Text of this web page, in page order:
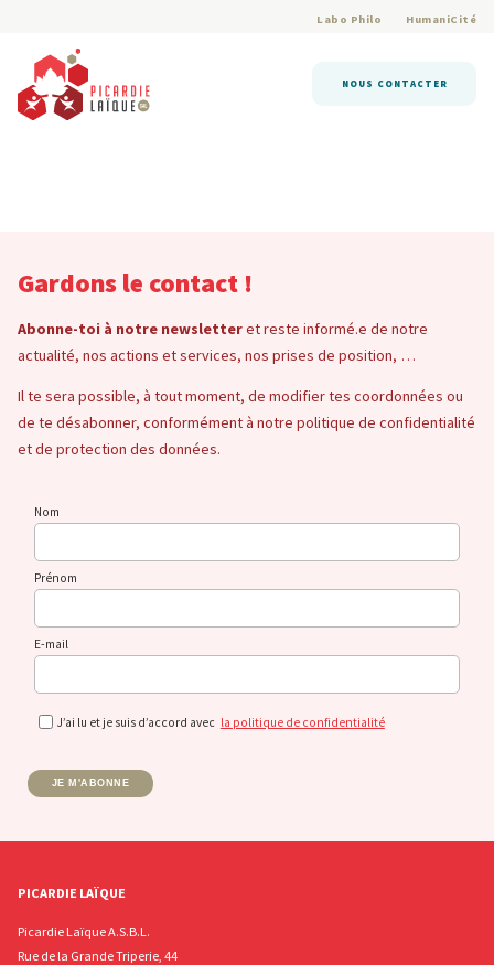
Labo Philo HumaniCité
NOUS CONTACTER
Gardons le contact !
Abonne-toi à notre newsletteret reste informé.e de notre
actualité, nos actions et services, nos prises de position, …
Il te sera possible, à tout moment, de modifier tes coordonnées ou
de te désabonner, conformément à notre politique de confidentialité
et de protection des données.
Nom
Prénom
E-mail
J’ai lu et je suis d’accord avec la politique de confidentialité
JE M'ABONNE
PICARDIE LAÏQUE
Picardie Laïque A.S.B.L.
Rue de la Grande Triperie, 44